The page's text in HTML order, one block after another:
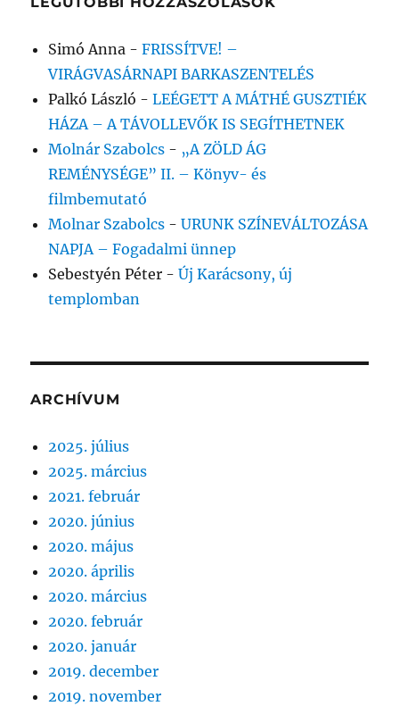
Simó Anna -FRISSÍTVE! –
VIRÁGVASÁRNAPI BARKASZENTELÉS
Palkó László -LEÉGETT A MÁTHÉ GUSZTIÉK
HÁZA – A TÁVOLLEVŐK IS SEGÍTHETNEK
Molnár Szabolcs - „A ZÖLD ÁG
REMÉNYSÉGE” II. – Könyv- és
filmbemutató
Molnar Szabolcs -URUNK SZÍNEVÁLTOZÁSA
NAPJA – Fogadalmi ünnep
Sebestyén Péter -Új Karácsony, új
templomban
ARCHÍVUM
2025. július
2025. március
2021. február
2020. június
2020. május
2020. április
2020. március
2020. február
2020. január
2019. december
2019. november